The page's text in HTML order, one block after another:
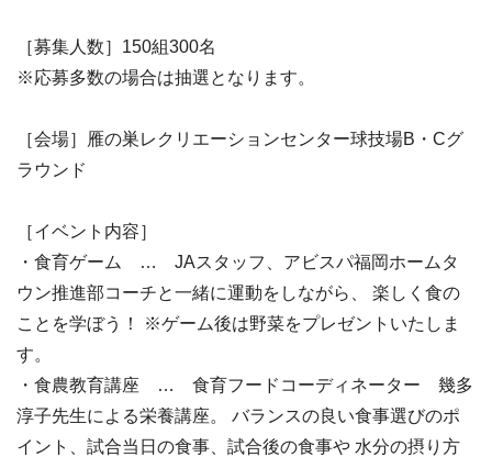
［募集人数］150組300名
※応募多数の場合は抽選となります。
［会場］雁の巣レクリエーションセンター球技場B・Cグ
ラウンド
［イベント内容］
・食育ゲーム … JAスタッフ、アビスパ福岡ホームタ
ウン推進部コーチと一緒に運動をしながら、 楽しく食の
ことを学ぼう！ ※ゲーム後は野菜をプレゼントいたしま
す。
・食農教育講座 … 食育フードコーディネーター 幾多
淳子先生による栄養講座。 バランスの良い食事選びのポ
イント、試合当日の食事、試合後の食事や 水分の摂り方